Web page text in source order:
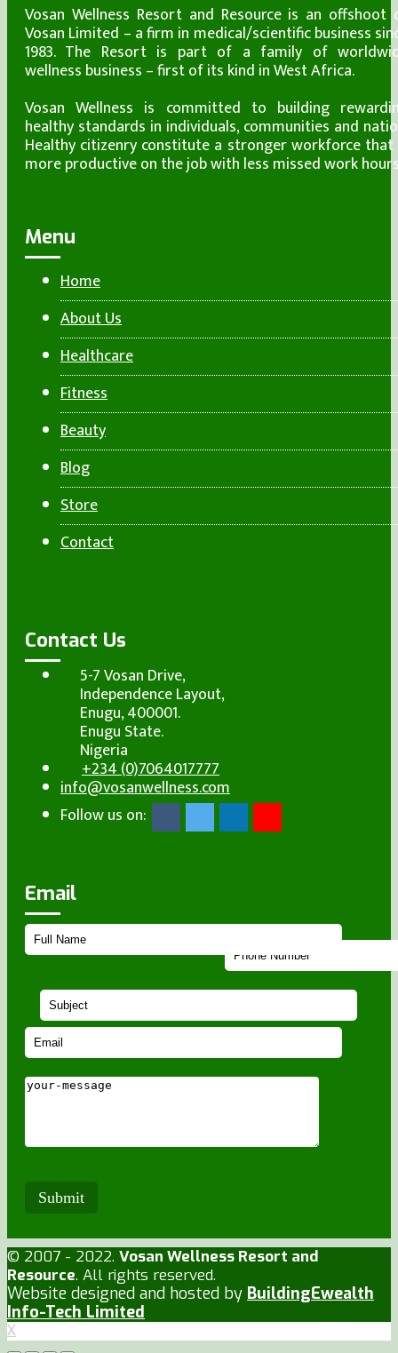
Vosan Wellness Resort and Resource is an offshoot
Vosan Limited – a firm in medical/scientific business
1983. The Resort is part of a family of
wellness business – first of its kind in West Africa.
Vosan Wellness is committed to building
healthy standards in individuals, communities and
Healthy citizenry constitute a stronger workforce that
more productive on the job with less missed work
Menu
Home
About Us
Healthcare
Fitness
Beauty
Blog
Store
Contact
Contact Us
5-7 Vosan Drive,
Independence Layout,
Enugu, 400001.
Enugu State.
Nigeria
+234 (0)7064017777
info@vosanwellness.com
Follow us on:
Email
© 2007 - 2022. Vosan Wellness Resort and
Resource. All rights reserved.
Website designed and hosted by BuildingEwealth
Info-Tech Limited
X